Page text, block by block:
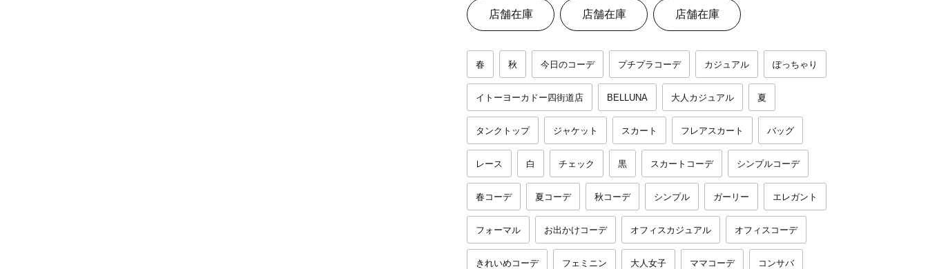
店舗在庫 店舗在庫 店舗在庫
春 秋 今日のコーデ プチプラコーデ カジュアル ぽっちゃり
イトーヨーカドー四街道店 BELLUNA 大人カジュアル 夏
タンクトップ ジャケット スカート フレアスカート バッグ
レース 白 チェック 黒 スカートコーデ シンプルコーデ
春コーデ 夏コーデ 秋コーデ シンプル ガーリー エレガント
フォーマル お出かけコーデ オフィスカジュアル オフィスコーデ
きれいめコーデ フェミニン 大人女子 ママコーデ コンサバ